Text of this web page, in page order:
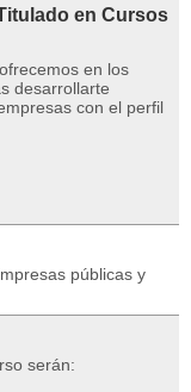
en Cursos
en los
desarrollarte
con el perfil
públicas y
serán: